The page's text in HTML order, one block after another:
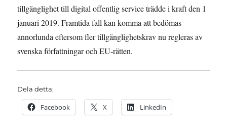
tillgänglighet till digital offentlig service trädde i kraft den 1
januari 2019. Framtida fall kan komma att bedömas
annorlunda eftersom fler tillgänglighetskrav nu regleras av
svenska författningar och EU-rätten.
Dela detta:
Facebook X LinkedIn